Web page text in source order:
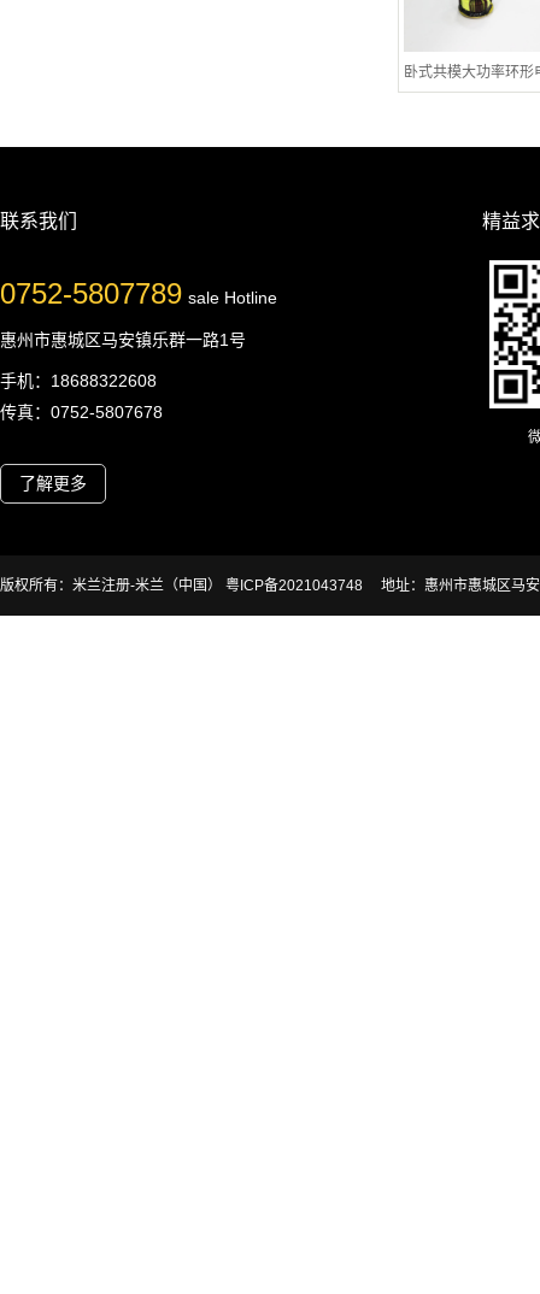
卧式共模大功率环形
联系我们
0752-5807789 sale Hotline
惠州市惠城区马安镇乐群一路1号
手机：18688322608
传真：0752-5807678
了解更多
精益
版权所有：米兰注册-米兰（中国） 粤ICP备2021043748 地址：惠州市惠城区马